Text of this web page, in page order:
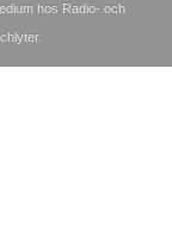
hos Radio- och